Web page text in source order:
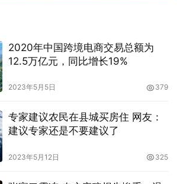
2020年中国跨境电商交易总额为
12.5万亿元，同比增长19%
2023年5月5日 379
专家建议农民在县城买房住 网友：
建议专家还是不要建议了
2023年5月12日 325